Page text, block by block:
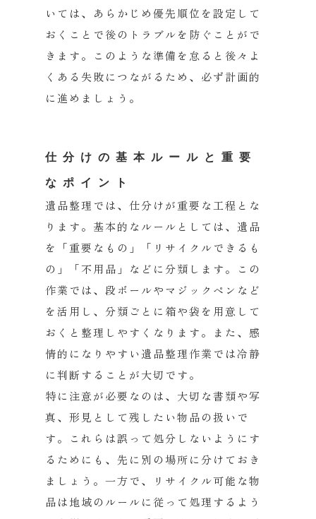
いては、 あらかじめ優先順位を設定して
おくことで後のトラブルを防ぐこと がで
きます。
このような準備を怠ると後々よ
くある失敗につながるため、 必ず計画的
に進めましょう。
仕分けの基本ルールと重要
なポイント
遺品整理では、仕分けが重要な工程とな
ります。 基本的なルールとしては、遺品
を「重要なもの」「 リサイクルできるも
の」「不用品」などに分類します。
この
作業では、段ボールやマジックペンなど
を活用し、 分類ごとに箱や袋を用意して
おくと整理しやすくなります。また、 感
情的になりやすい遺品整理作業では冷静
に判断することが大切です。
特に注意が必要なのは、大切な書類や写
真、 形見として残したい物品の扱いで
す。
これらは誤って処分しないようにす
るためにも、 先に別の場所に分けておき
ましょう。一方で、
リサイクル可能な物
品は地域のルールに従って処理するよう